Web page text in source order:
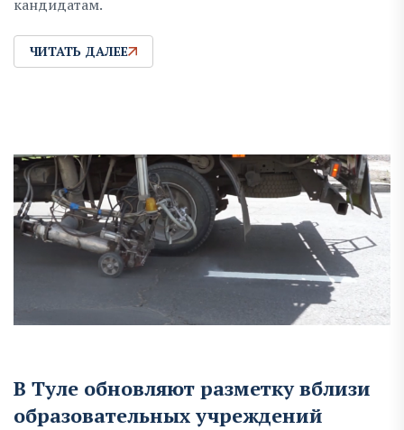
кандидатам.
ЧИТАТЬ ДАЛЕЕ
В Туле обновляют разметку вблизи
образовательных учреждений